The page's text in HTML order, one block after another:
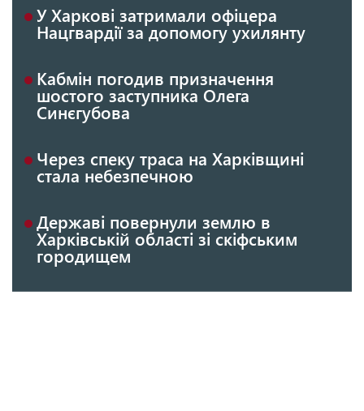
У Харкові затримали офіцера
Нацгвардії за допомогу ухилянту
Кабмін погодив призначення
шостого заступника Олега
Синєгубова
Через спеку траса на Харківщині
стала небезпечною
Державі повернули землю в
Харківській області зі скіфським
городищем